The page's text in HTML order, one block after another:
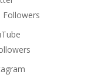
Followers